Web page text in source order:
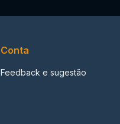
Conta
Feedback e sugestão